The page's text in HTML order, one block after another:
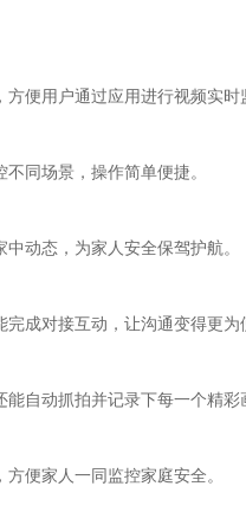
便用户通过应用进行视频实时
同场景，操作简单便捷。
动态，为家人安全保驾护航。
成对接互动，让沟通变得更为
自动抓拍并记录下每一个精彩
便家人一同监控家庭安全。